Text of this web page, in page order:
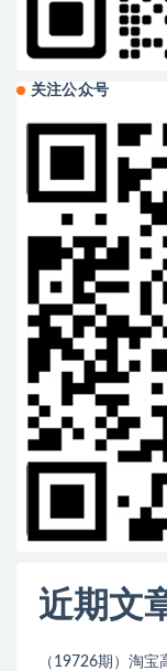
关注公众号
近期文
（19726期）淘